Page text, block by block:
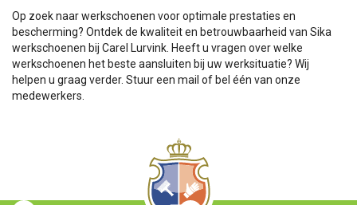
Op zoek naar werkschoenen voor optimale prestaties en
bescherming? Ontdek de kwaliteit en betrouwbaarheid van Sika
werkschoenen bij Carel Lurvink. Heeft u vragen over welke
werkschoenen het beste aansluiten bij uw werksituatie? Wij
helpen u graag verder. Stuur een mail of bel één van onze
medewerkers.